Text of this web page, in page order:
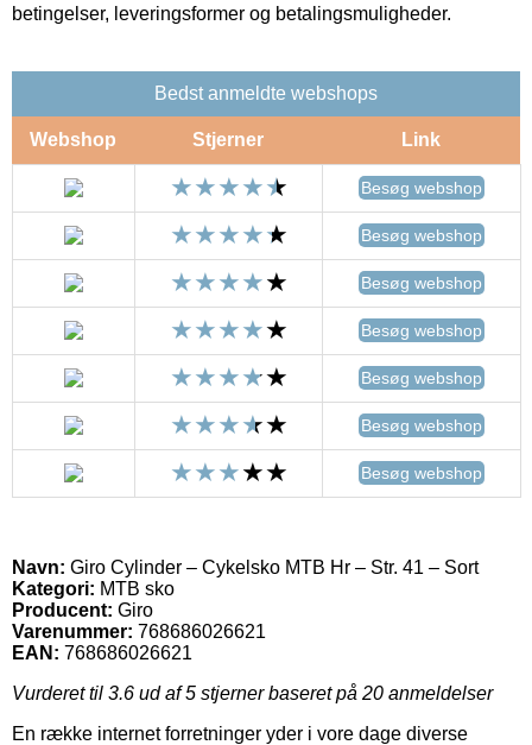
betingelser, leveringsformer og betalingsmuligheder.
Bedst anmeldte webshops
Webshop Stjerner Link
Besøg webshop
Besøg webshop
Besøg webshop
Besøg webshop
Besøg webshop
Besøg webshop
Besøg webshop
Navn: Giro Cylinder – Cykelsko MTB Hr – Str. 41 – Sort
Kategori: MTB sko
Producent: Giro
Varenummer: 768686026621
EAN: 768686026621
Vurderet til 3.6 ud af 5 stjerner baseret på 20 anmeldelser
En række internet forretninger yder i vore dage diverse